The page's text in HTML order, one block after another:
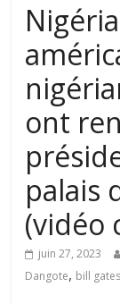
ont
palais
(vidéo
juin 27, 2023
Dangote, bill gates